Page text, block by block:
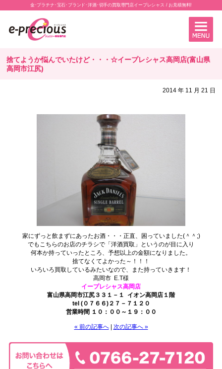
金･プラチナ･宝石･ブランド･洋酒･切手の買取専門店イープレシャス / お見積無料!
捨てようか悩んでいたけど・・・☆イープレシャス高岡店(富山県
高岡市江尻)
2014 年 11 月 21 日
家にずっと飲まずにあったお酒・・・正直、困っていました(＾＾;)
でもこちらのお店のチラシで「洋酒買取」というのが目に入り
何本か持っていったところ、予想以上の金額になりました。
捨てなくてよかった～！！！
いろいろ買取しているみたいなので、また持っていきます！
高岡市 E.T様
イープレシャス高岡店
富山県高岡市江尻３３１－１ イオン高岡店１階
tel (０７６６)２７－７１２０
営業時間 １０：００～１９：００
« 前の記事へ| 次の記事へ »